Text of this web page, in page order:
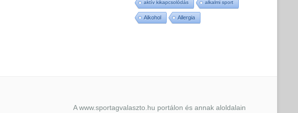
aktív kikapcsolódás alkalmi sport
Alkohol Allergia
A www.sportagvalaszto.hu portálon és annak aloldalain